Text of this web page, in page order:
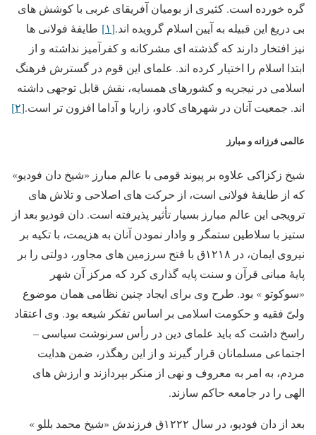
گره خورده است. کثیری از بومیان آفریقای غربی با کوشش های
بی دریغ این قبیله به آیین اسلام گرویده اند.[۱]
طایفۀ فولانی ها
نیز افتخار دارند که گذشته ای مشرکانه و کفرآمیز نداشته و از
ابتدا اسلام را اختیار کرده اند. علمای این قوم در گسترش فرهنگ
اسلامی در نیجریه و کشورهای همسایه، نقش قابل توجهی داشته
اند. جمعیت آنان در شهرهای کادو، زاریا و آداما افزون تر است.[۲]
عالمی فرزانه و مبارز
شیخ زکزاکی علاوه بر پیوند قومی با عالم مبارز «شیخ دان فودیو»
که از طایفۀ فولانی است، از حرکت های اصلاحی و تلاش های
ترویجی این عالم مبارز بسیار تأثیر پذیرفته است. دان فودیو بعد از
ستیز با سلاطین ستمگر و وادار نمودن آنان به هزیمت، با تکیه بر
نیروی ایمان، در ۱۲۱۸ق با فتح سرزمین های مجاور، دولتی را بر
پایۀ مبانی قرآن و سنت پایه گذاری کرد که مرکز آن شهر
«سوکوتو » بود. طرح وی برای ایجاد چنین نظامی همان موضوع
ولیّ فقیه و حکومت اسلامی بر اساس تفکر شیعه بود. وی اعتقاد
راسخ داشت که باید علمای دین در رأس سرنوشت سیاسی –
اجتماعی مسلمانان قرار گیرند و از این رهگذر، ضمن هدایت
مردم، به امر به معروف و نهی از منکر بپردازند و ارزش های
الهی را در جامعه حاکم سازند.
بعد از دان فودیو، در سال ۱۲۲۲ق فرزندش «شیخ محمد بللو »